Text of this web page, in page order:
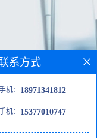
系方式
机： 18971341812
机： 15377010747